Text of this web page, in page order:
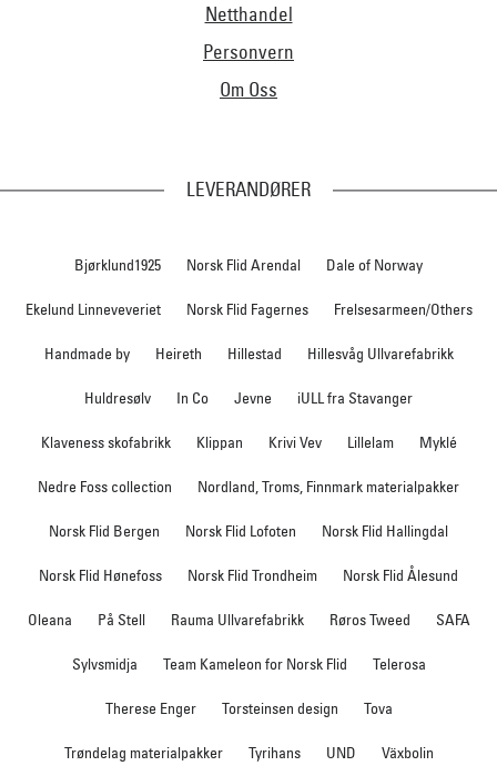
Netthandel
Personvern
Om Oss
LEVERANDØRER
Bjørklund1925 Norsk Flid Arendal Dale of Norway
Ekelund Linneveveriet Norsk Flid Fagernes Frelsesarmeen/Others
Handmade by Heireth Hillestad Hillesvåg Ullvarefabrikk
Huldresølv In Co Jevne iULL fra Stavanger
Klaveness skofabrikk Klippan Krivi Vev Lillelam Myklé
Nedre Foss collection Nordland, Troms, Finnmark materialpakker
Norsk Flid Bergen Norsk Flid Lofoten Norsk Flid Hallingdal
Norsk Flid Hønefoss Norsk Flid Trondheim Norsk Flid Ålesund
Oleana På Stell Rauma Ullvarefabrikk Røros Tweed SAFA
Sylvsmidja Team Kameleon for Norsk Flid Telerosa
Therese Enger Torsteinsen design Tova
Trøndelag materialpakker Tyrihans UND Växbolin